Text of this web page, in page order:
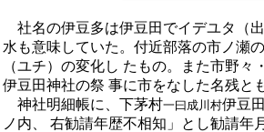
社名の伊豆多は伊豆田でイデユタ（
水も意味していた。付近部落の市ノ瀬
（ユチ）の変化し たもの。また市野々
伊豆田神社の祭 事に市をなした名残と
神社明細帳に、下茅村一曰成川村伊豆
ノ内、 右勧請年歴不相知」とし勧請年